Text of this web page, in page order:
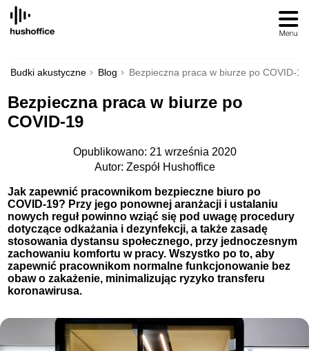
SKIP
CONTENT
Budki akustyczne Blog Bezpieczna praca w biurze po COVID-19
Bezpieczna praca w biurze po
COVID-19
Opublikowano: 21 września 2020
Autor: Zespół Hushoffice
Jak zapewnić pracownikom bezpieczne biuro po
COVID-19? Przy jego ponownej aranżacji i ustalaniu
nowych reguł powinno wziąć się pod uwagę procedury
dotyczące odkażania i dezynfekcji, a także zasadę
stosowania dystansu społecznego, przy jednoczesnym
zachowaniu komfortu w pracy. Wszystko po to, aby
zapewnić pracownikom normalne funkcjonowanie bez
obaw o zakażenie, minimalizując ryzyko transferu
koronawirusa.